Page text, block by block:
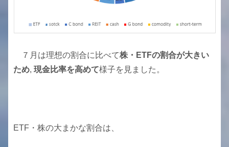
７月は理想の割合に比べて株・ETFの割合が大きい
ため, 現金比率を高めて様子を見ました。
ETF・株の大まかな割合は、